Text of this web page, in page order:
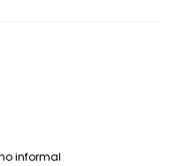
informal